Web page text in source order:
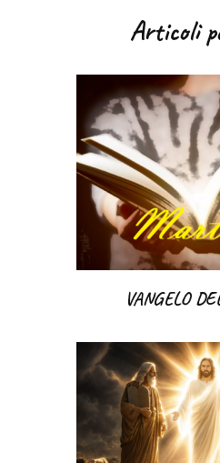
Articoli
VANGELO